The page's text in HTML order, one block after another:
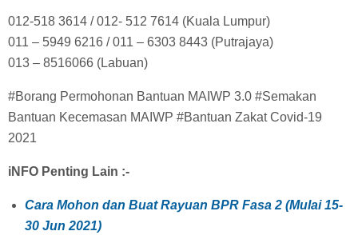
012-518 3614 / 012- 512 7614 (Kuala Lumpur)
011 – 5949 6216 / 011 – 6303 8443 (Putrajaya)
013 – 8516066 (Labuan)
#Borang Permohonan Bantuan MAIWP 3.0 #Semakan
Bantuan Kecemasan MAIWP #Bantuan Zakat Covid-19
2021
iNFO Penting Lain :-
Cara Mohon dan Buat Rayuan BPR Fasa 2 (Mulai 15-
30 Jun 2021)